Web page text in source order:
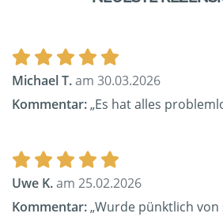
Michael T.am 30.03.2026
Kommentar:„Es hat alles
Uwe K.am 25.02.2026
Kommentar:„Wurde pünktlich